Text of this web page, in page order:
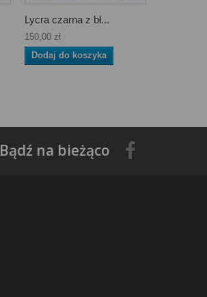
Lycra czarna z bł...
150,00 zł
Dodaj do koszyka
Bądź na bieżąco